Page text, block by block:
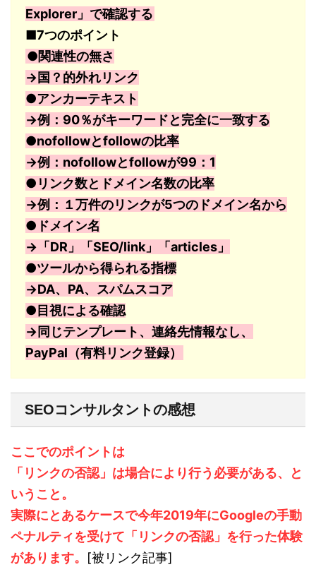
Explorer」で確認する
■7つのポイント
●関連性の無さ
→国？的外れリンク
●アンカーテキスト
→例：90％がキーワードと完全に一致する
●nofollowとfollowの比率
→例：nofollowとfollowが99：1
●リンク数とドメイン名数の比率
→例：１万件のリンクが5つのドメイン名から
●ドメイン名
→「DR」「SEO/link」「articles」
●ツールから得られる指標
→DA、PA、スパムスコア
●目視による確認
→同じテンプレート、連絡先情報なし、
PayPal（有料リンク登録）
SEOコンサルタントの感想
ここでのポイントは
「リンクの否認」は場合により行う必要がある、と
いうこと。
実際にとあるケースで今年2019年にGoogleの手動
ペナルティを受けて「リンクの否認」を行った体験
があります。 [被リンク記事]